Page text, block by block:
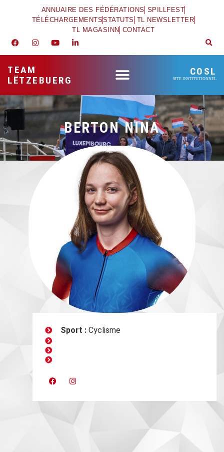
ANNUAIRE DES FÉDÉRATIONS SPILLFEST
TÉLÉCHARGEMENTSSTATUTS TL NEWSLETTER
TL MAGASINN CONTACT
TEAM
LËTZEBUERG
COSL
SITE INSTITUTIONNEL
BERTON NINA
Sport :Cyclisme